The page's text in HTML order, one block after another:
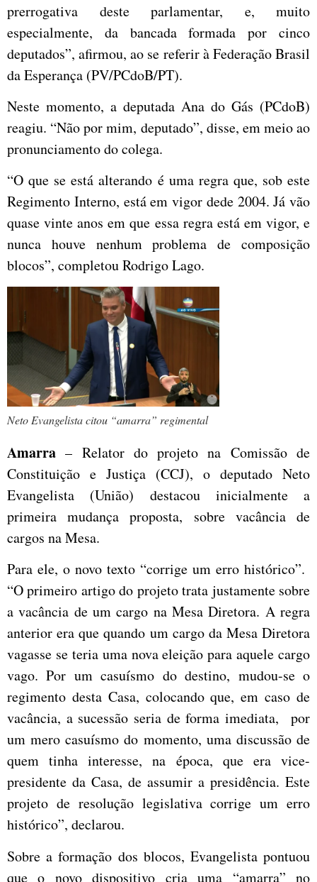
prerrogativa deste parlamentar, e, muito
especialmente, da bancada formada por cinco
deputados”, afirmou, ao se referir à Federação Brasil
da Esperança (PV/PCdoB/PT).
Neste momento, a deputada Ana do Gás (PCdoB)
reagiu. “Não por mim, deputado”, disse, em meio ao
pronunciamento do colega.
“O que se está alterando é uma regra que, sob este
Regimento Interno, está em vigor dede 2004. Já vão
quase vinte anos em que essa regra está em vigor, e
nunca houve nenhum problema de composição
blocos”, completou Rodrigo Lago.
Neto Evangelista citou “amarra” regimental
Amarra – Relator do projeto na Comissão de
Constituição e Justiça (CCJ), o deputado Neto
Evangelista (União) destacou inicialmente a
primeira mudança proposta, sobre vacância de
cargos na Mesa.
Para ele, o novo texto “corrige um erro histórico”.
“O primeiro artigo do projeto trata justamente sobre
a vacância de um cargo na Mesa Diretora. A regra
anterior era que quando um cargo da Mesa Diretora
vagasse se teria uma nova eleição para aquele cargo
vago. Por um casuísmo do destino, mudou-se o
regimento desta Casa, colocando que, em caso de
vacância, a sucessão seria de forma imediata, por
um mero casuísmo do momento, uma discussão de
quem tinha interesse, na época, que era vice-
presidente da Casa, de assumir a presidência. Este
projeto de resolução legislativa corrige um erro
histórico”, declarou.
Sobre a formação dos blocos, Evangelista pontuou
que o novo dispositivo cria uma “amarra” no